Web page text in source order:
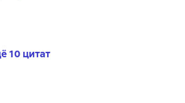
10 цитат